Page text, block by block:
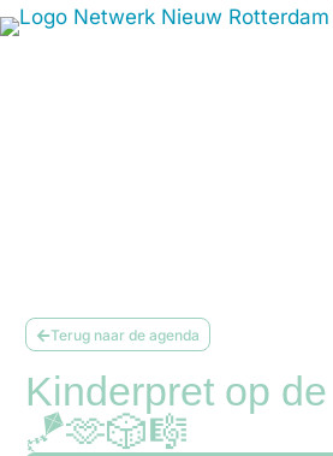
Terug naar de agenda
Kinderpret op
🪁🫶🎲🎼